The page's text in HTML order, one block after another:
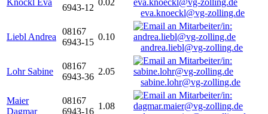
Knöckl Eva
6943-12
0.02
eva.knoeckl@vg-zolling.de
Liebl Andrea
08167
6943-15
0.10
andrea.liebl@vg-zolling.de
Lohr Sabine
08167
6943-36
2.05
sabine.lohr@vg-zolling.de
Maier
Dagmar
08167
6943-16
1.08